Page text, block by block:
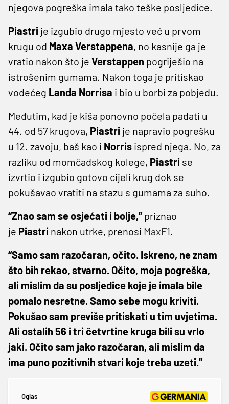
njegova pogreška imala tako teške posljedice.
Piastri je izgubio drugo mjesto već u prvom
krugu od Maxa Verstappena, no kasnije ga je
vratio nakon što je Verstappen pogriješio na
istrošenim gumama. Nakon toga je pritiskao
vodećeg Landa Norrisa i bio u borbi za pobjedu.
Međutim, kad je kiša ponovno počela padati u
44. od 57 krugova, Piastri je napravio pogrešku
u 12. zavoju, baš kao i Norris ispred njega. No, za
razliku od momčadskog kolege, Piastri se
izvrtio i izgubio gotovo cijeli krug dok se
pokušavao vratiti na stazu s gumama za suho.
“Znao sam se osjećati i bolje,” priznao
je Piastri nakon utrke, prenosi MaxF1.
“Samo sam razočaran, očito. Iskreno, ne znam
što bih rekao, stvarno. Očito, moja pogreška,
ali mislim da su posljedice koje je imala bile
pomalo nesretne. Samo sebe mogu kriviti.
Pokušao sam previše pritiskati u tim uvjetima.
Ali ostalih 56 i tri četvrtine kruga bili su vrlo
jaki. Očito sam jako razočaran, ali mislim da
ima puno pozitivnih stvari koje treba uzeti.”
Oglas